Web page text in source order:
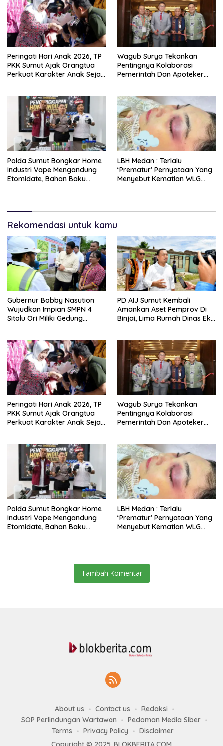
Peringati Hari Anak 2026, TP
PKK Sumut Ajak Orangtua
Perkuat Karakter Anak Sejak
Wagub Surya Tekankan
Pentingnya Kolaborasi
Pemerintah Dan Apoteker
Polda Sumut Bongkar Home
Industri Vape Mengandung
Etomidate, Bahan Baku
LBH Medan : Terlalu
‘Prematur’ Pernyataan Yang
Menyebut Kematian WLG
Rekomendasi untuk kamu
Gubernur Bobby Nasution
Wujudkan Impian SMPN 4
Sitolu Ori Miliki Gedung
PD AIJ Sumut Kembali
Amankan Aset Pemprov Di
Binjai, Lima Rumah Dinas Eks
Peringati Hari Anak 2026, TP
PKK Sumut Ajak Orangtua
Perkuat Karakter Anak Sejak
Wagub Surya Tekankan
Pentingnya Kolaborasi
Pemerintah Dan Apoteker
Polda Sumut Bongkar Home
Industri Vape Mengandung
Etomidate, Bahan Baku
LBH Medan : Terlalu
‘Prematur’ Pernyataan Yang
Menyebut Kematian WLG
Tambah Komentar
About us Contact us
Redaksi
SOP Perlindungan Wartawan
Pedoman Media Siber
Terms
Privacy Policy
Disclaimer